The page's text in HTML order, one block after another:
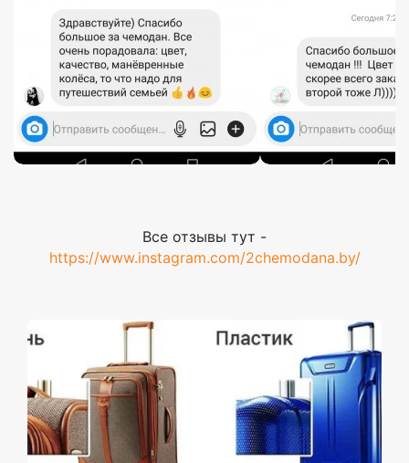
Все отзывы тут -
https://www.instagram.com/2chemodana.by/